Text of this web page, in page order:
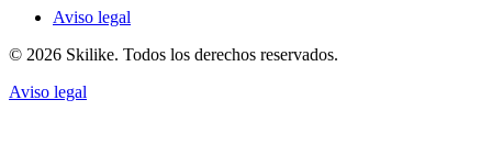
Aviso legal
© 2026 Skilike. Todos los derechos reservados.
Aviso legal